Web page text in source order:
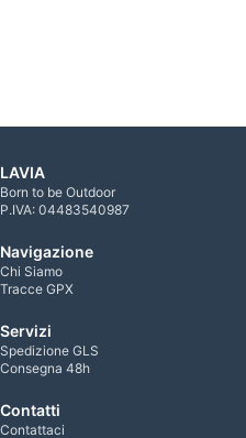
LAVIA
Born to be Outdoor
P.IVA: 04483540987
Navigazione
Chi Siamo
Tracce GPX
Servizi
Spedizione GLS
Consegna 48h
Contatti
Contattaci